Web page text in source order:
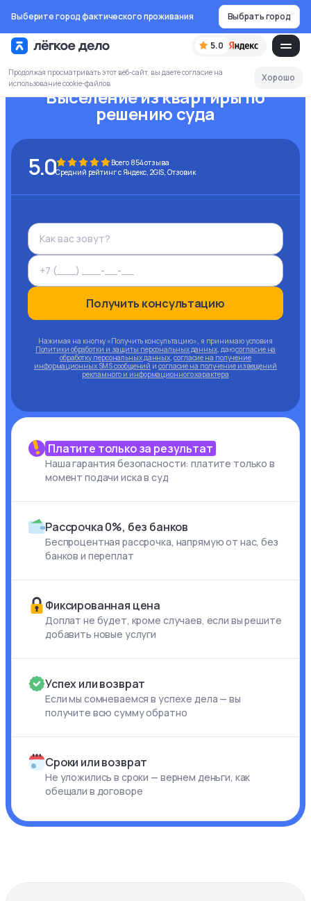
Выберите город фактического проживания Выбрать город
5.0
Продолжая просматривать этот веб-сайт, вы даете согласие на
использование cookie-файлов
Хорошо
Выселение из квартиры по
решению суда
5.0 Всего 854отзыва
Средний рейтинг с Яндекс, 2GIS, Отзовик
Получить консультацию
Нажимая на кнопку «Получить консультацию», я принимаю условия
Политики обработки и защиты персональных данных, даюсогласие на
обработку персональных данных, согласие на получение
информационных SMS сообщений и согласие на получение извещений
рекламного и информационного характера
Платите только за результат
Наша гарантия безопасности: платите только в
момент подачи иска в суд
Рассрочка 0%, без банков
Беспроцентная рассрочка, напрямую от нас, без
банков и переплат
Фиксированная цена
Доплат не будет, кроме случаев, если вы решите
добавить новые услуги
Успех или возврат
Если мы сомневаемся в успехе дела — вы
получите всю сумму обратно
Сроки или возврат
Не уложились в сроки — вернем деньги, как
обещали в договоре